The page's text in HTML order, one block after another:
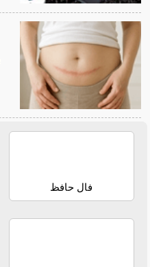
فال حافظ